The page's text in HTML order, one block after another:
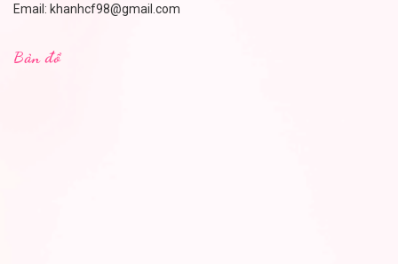
Email: khanhcf98@gmail.com
Bản đồ